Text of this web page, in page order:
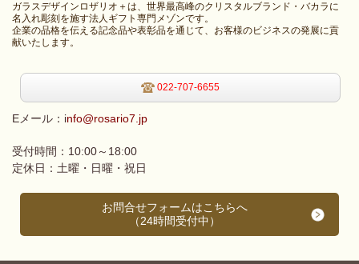
ガラスデザインロザリオ＋は、世界最高峰のクリスタルブランド・バカラに
名入れ彫刻を施す法人ギフト専門メゾンです。
企業の品格を伝える記念品や表彰品を通じて、お客様のビジネスの発展に貢
献いたします。
022-707-6655
Eメール： info@rosario7.jp
受付時間：10:00～18:00
定休日：土曜・日曜・祝日
お問合せフォームはこちらへ
（24時間受付中）